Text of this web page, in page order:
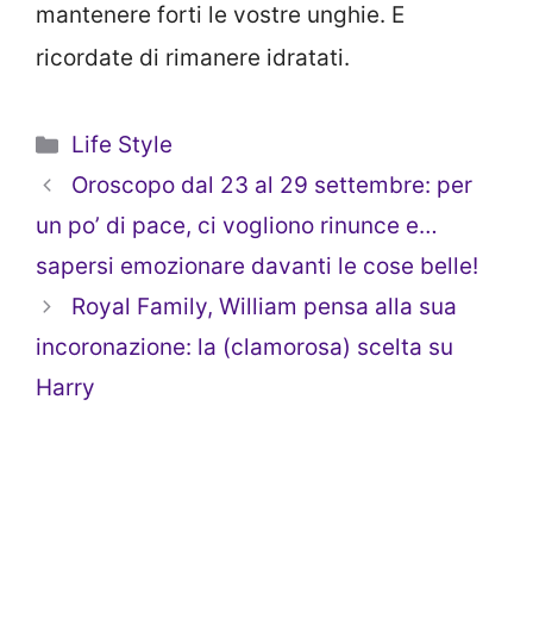
mantenere forti le vostre unghie. E
ricordate di rimanere idratati.
Categorie
Life Style
Oroscopo dal 23 al 29 settembre: per
un po’ di pace, ci vogliono rinunce e…
sapersi emozionare davanti le cose belle!
Royal Family, William pensa alla sua
incoronazione: la (clamorosa) scelta su
Harry